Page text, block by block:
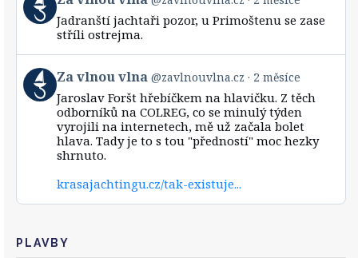
post
by
vlnou
vlna
on
Bluesky
Jadranští jachtaři pozor, u Primoštenu se zase
stříli ostrejma.
View
post
by
Za vlnou vlna @zavlnouvlna.cz 2 měsíce
Jaroslav Foršt hřebíčkem na hlavičku. Z těch
odborníků na COLREG, co se minulý týden
vyrojili na internetech, mě už začala bolet
hlava. Tady je to s tou "předností" moc hezky
shrnuto.
krasajachtingu.cz/tak-existuje...
PLAVBY